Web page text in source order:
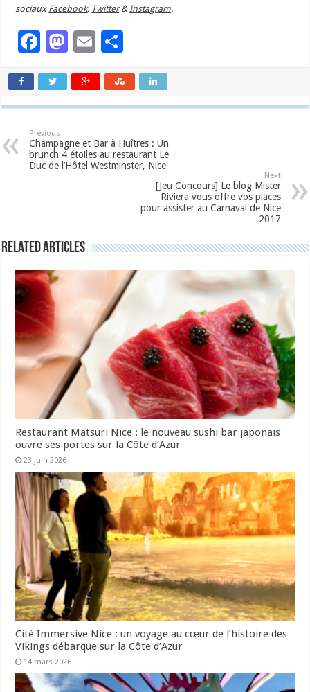
sociaux Facebook, Twitter&Instagram.
Facebook
Mastodon
Email
Previous
Champagne et Bar à Huîtres : Un
brunch 4 étoiles au restaurant Le
Duc de l’Hôtel Westminster, Nice
Next
[Jeu Concours] Le blog Mister
Riviera vous offre vos places
pour assister au Carnaval de Nice
2017
Related Articles
Restaurant Matsuri Nice : le nouveau sushi bar japonais
ouvre ses portes sur la Côte d’Azur
23 juin 2026
Cité Immersive Nice : un voyage au cœur de l’histoire des
Vikings débarque sur la Côte d’Azur
14 mars 2026